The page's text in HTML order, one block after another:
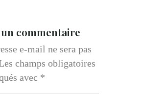
commentaire
e-mail ne sera pas
champs obligatoires
avec *